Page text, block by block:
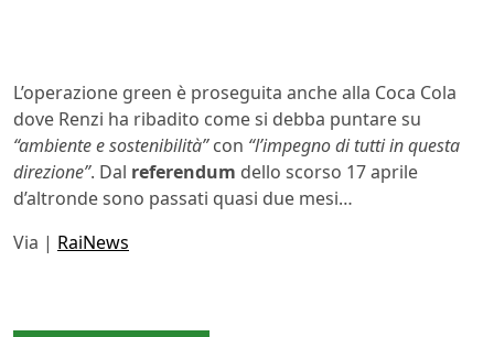
L’operazione green è proseguita anche alla Coca Cola
dove Renzi ha ribadito come si debba puntare su
“ambiente e sostenibilità”con “l’impegno di tutti in questa
direzione”. Dal referendum dello scorso 17 aprile
d’altronde sono passati quasi due mesi…
Via | RaiNews